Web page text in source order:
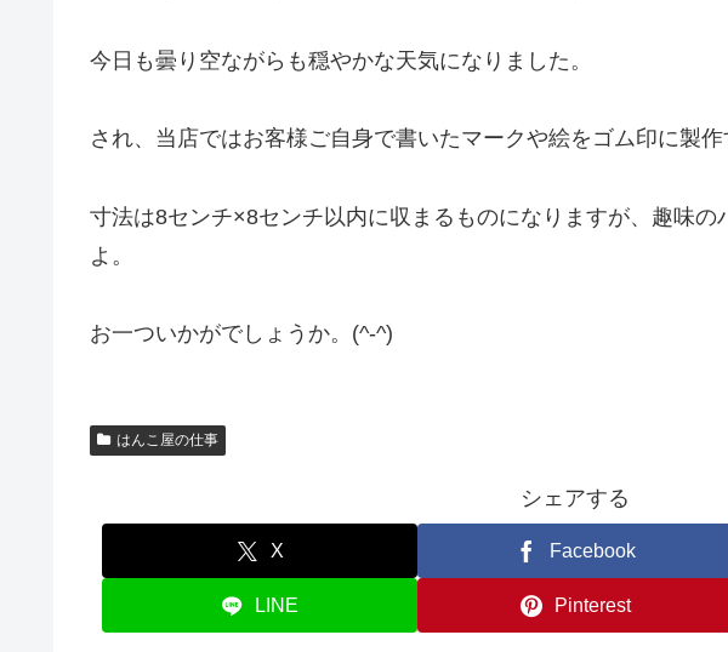
今日も曇り空ながらも穏やかな天気になりました。
され、当店ではお客様ご自身で書いたマークや絵をゴム印に製作
寸法は8センチ×8センチ以内に収まるものになりますが、趣味の
よ。
お一ついかがでしょうか。(^-^)
はんこ屋の仕事
シェアする
X Facebook
LINE Pinterest